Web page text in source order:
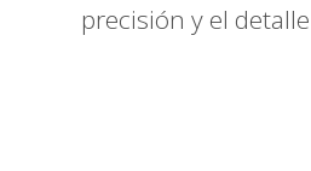
precisión y el